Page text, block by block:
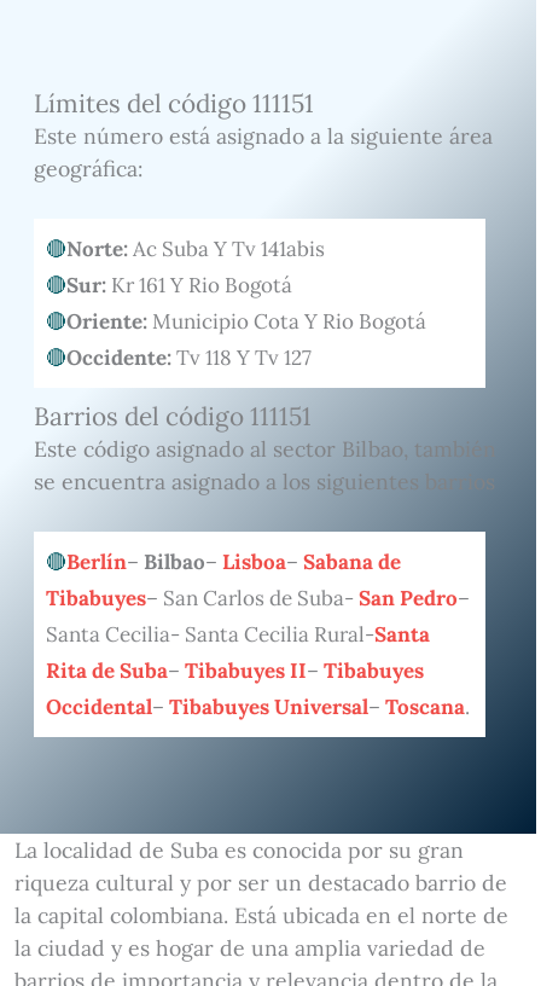
Límites del código 111151
Este número está asignado a la siguiente área
geográfica:
Norte:Ac Suba Y Tv 141abis
Sur: Kr 161 Y Rio Bogotá
Oriente: Municipio Cota Y Rio Bogotá
Occidente:Tv 118 Y Tv 127
Barrios del código 111151
Este código asignado al sector Bilbao, también
se encuentra asignado a los siguientes barrios
Berlín– Bilbao– Lisboa– Sabana de
Tibabuyes– San Carlos de Suba- San Pedro–
Santa Cecilia- Santa Cecilia Rural-Santa
Rita de Suba– Tibabuyes II– Tibabuyes
Occidental– Tibabuyes Universal– Toscana.
La localidad de Suba es conocida por su gran
riqueza cultural y por ser un destacado barrio de
la capital colombiana. Está ubicada en el norte de
la ciudad y es hogar de una amplia variedad de